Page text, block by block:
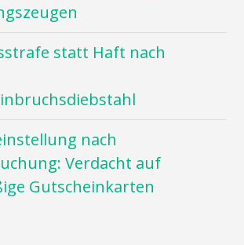
statt Haft nach
nach
Verdacht auf
Gutscheinkarten